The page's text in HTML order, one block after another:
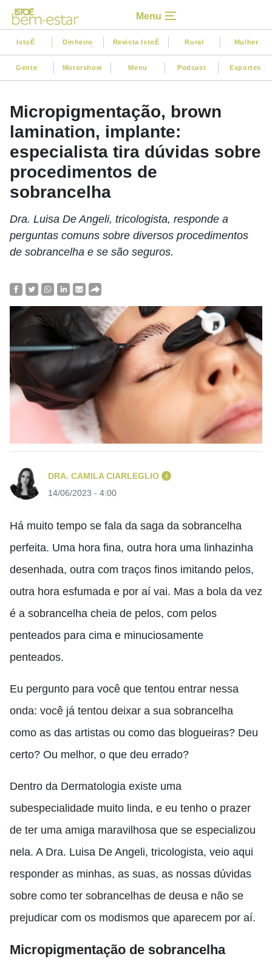
Menu
IstoÉ Dinheiro Revista IstoÉ Rural Mulher
Gente Motorshow Menu Podcast Esportes
Micropigmentação, brown
lamination, implante:
especialista tira dúvidas sobre
procedimentos de
sobrancelha
Dra. Luisa De Angeli, tricologista, responde a
perguntas comuns sobre diversos procedimentos
de sobrancelha e se são seguros.
DRA. CAMILA CIARLEGLIO i
14/06/2023 - 4:00
Há muito tempo se fala da saga da sobrancelha
perfeita. Uma hora fina, outra hora uma linhazinha
desenhada, outra com traços finos imitando pelos,
outra hora esfumada e por aí vai. Mas a bola da vez
é a sobrancelha cheia de pelos, com pelos
penteados para cima e minuciosamente
penteados.
Eu pergunto para você que tentou entrar nessa
onda: você já tentou deixar a sua sobrancelha
como as das artistas ou como das blogueiras? Deu
certo? Ou melhor, o que deu errado?
Dentro da Dermatologia existe uma
subespecialidade muito linda, e eu tenho o prazer
de ter uma amiga maravilhosa que se especializou
nela. A Dra. Luisa De Angeli, tricologista, veio aqui
responder as minhas, as suas, as nossas dúvidas
sobre como ter sobrancelhas de deusa e não se
prejudicar com os modismos que aparecem por aí.
Micropigmentação de sobrancelha